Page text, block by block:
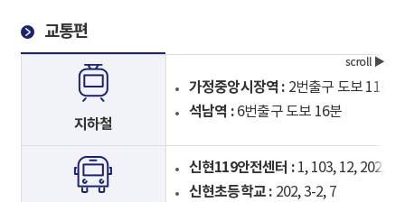
교통편
지하철
가정중앙시장역 : 2번출구 도보 11분
석남역 : 6번출구 도보 16분
신현119안전센터 : 1, 103, 12, 202,
신현초등학교 : 202, 3-2, 7